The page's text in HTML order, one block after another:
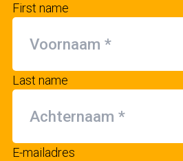
First name
Last name
E-mailadres